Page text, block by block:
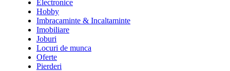
Electronice
Hobby
Imbracaminte & Incaltaminte
Imobiliare
Joburi
Locuri de munca
Oferte
Pierderi